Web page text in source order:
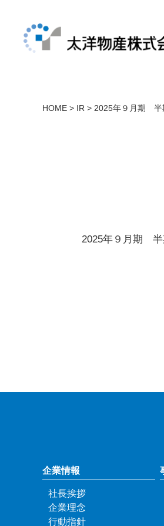
HOME > IR > 2025年９月期 半
2025年９月期 半
企業情報
社長挨拶
企業理念
行動指針